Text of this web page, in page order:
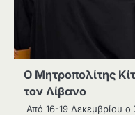
Ο Μητροπολίτης
τον Λίβανο
Από 16-19 Δεκεμβρίου